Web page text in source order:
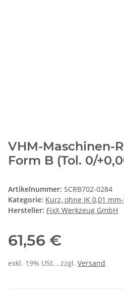
VHM-Maschinen-
Form B (Tol. 0/
Artikelnummer: SCRB702-0284
Kategorie: Kurz, ohne IK 0,01
Hersteller: FixX Werkzeug GmbH
61,56 €
exkl. 19% USt. , zzgl. Versand